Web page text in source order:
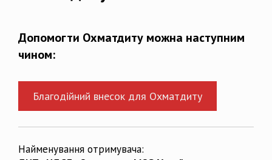
Допомогти Охматдиту можна наступним
чином:
Благодійний внесок для Охматдиту
Найменування отримувача: